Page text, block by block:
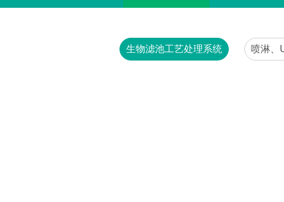
生物滤池工艺处理系统 喷淋、